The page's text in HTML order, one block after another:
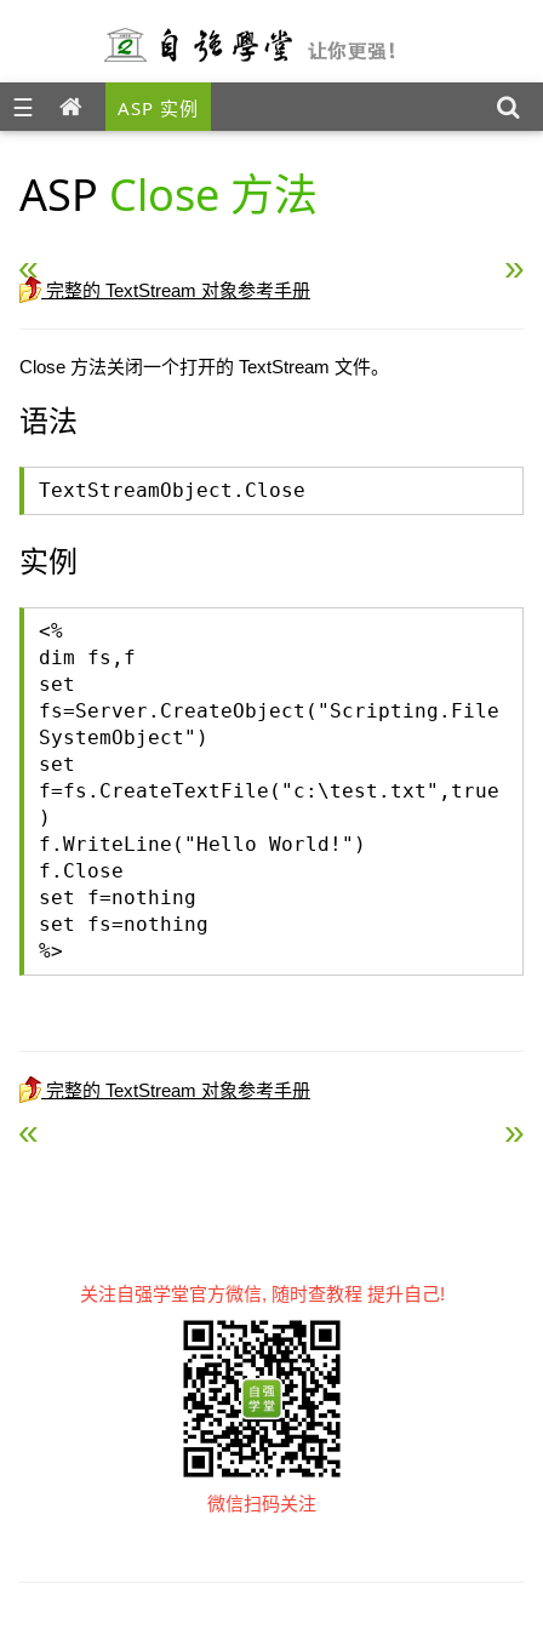
☰ ASP 实例
ASP Close 方法
« ASP Line 属性 ASP Read 方法 »
完整的 TextStream 对象参考手册
Close 方法关闭一个打开的 TextStream 文件。
语法
TextStreamObject.Close
实例
<%
dim fs,f
set
fs=Server.CreateObject("Scripting.File
SystemObject")
set
f=fs.CreateTextFile("c:\test.txt",true
)
f.WriteLine("Hello World!")
f.Close
set f=nothing
set fs=nothing
%>
完整的 TextStream 对象参考手册
« ASP Line 属性 ASP Read 方法 »
关注自强学堂官方微信, 随时查教程 提升自己!
微信扫码关注